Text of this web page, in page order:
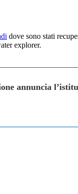
dove sono stati
explorer.
annuncia